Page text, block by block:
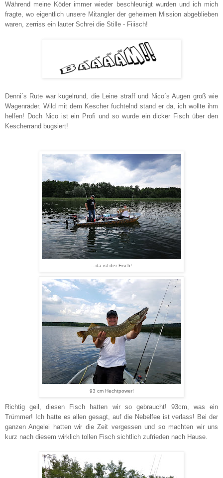
Während meine Köder immer wieder beschleunigt wurden und ich mich
fragte, wo eigentlich unsere Mitangler der geheimen Mission abgeblieben
waren, zerriss ein lauter Schrei die Stille - Fiiisch!
Denni´s Rute war kugelrund, die Leine straff und Nico´s Augen groß wie
Wagenräder. Wild mit dem Kescher fuchtelnd stand er da, ich wollte ihm
helfen! Doch Nico ist ein Profi und so wurde ein dicker Fisch über den
Kescherrand bugsiert!
...da ist der Fisch!
93 cm Hechtpower!
Richtig geil, diesen Fisch hatten wir so gebraucht! 93cm, was ein
Trümmer! Ich hatte es allen gesagt, auf die Nebelfee ist verlass! Bei der
ganzen Angelei hatten wir die Zeit vergessen und so machten wir uns
kurz nach diesem wirklich tollen Fisch sichtlich zufrieden nach Hause.